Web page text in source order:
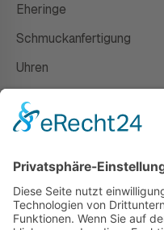
Eheringe
Schmuckanfertigung
Uhren
Susanne Steiger
Geschäfte